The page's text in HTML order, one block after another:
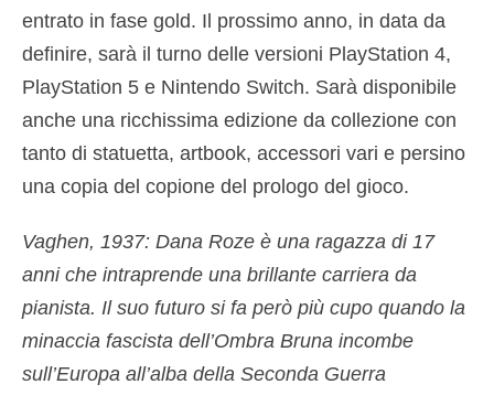
entrato in fase gold. Il prossimo anno, in data da
definire, sarà il turno delle versioni PlayStation 4,
PlayStation 5 e Nintendo Switch. Sarà disponibile
anche una ricchissima edizione da collezione con
tanto di statuetta, artbook, accessori vari e persino
una copia del copione del prologo del gioco.
Vaghen, 1937: Dana Roze è una ragazza di 17
anni che intraprende una brillante carriera da
pianista. Il suo futuro si fa però più cupo quando la
minaccia fascista dell’Ombra Bruna incombe
sull’Europa all’alba della Seconda Guerra